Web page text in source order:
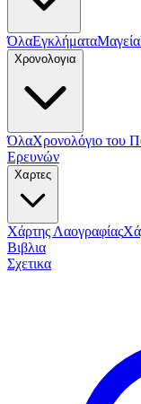
ΌλαΕγκλήματαΜαγεία
Χρονολογια
ΌλαΧρονολόγιο του
Ερευνών
Χαρτες
Χάρτης Λαογραφίας
Βιβλια
Σχετικα